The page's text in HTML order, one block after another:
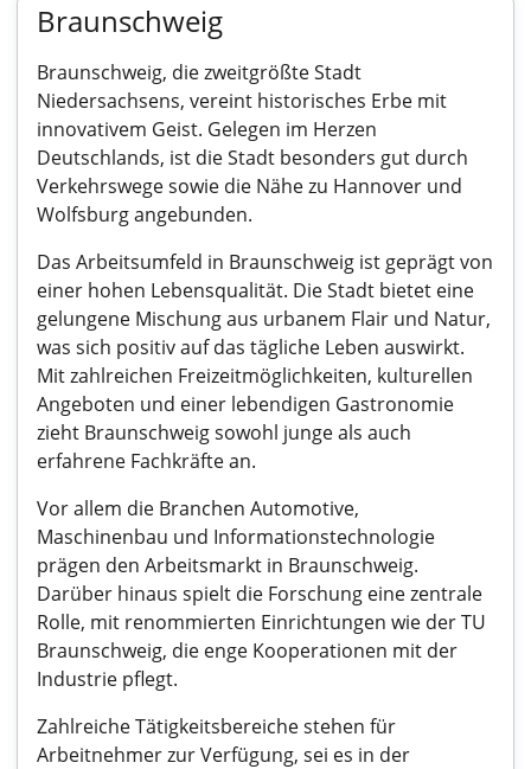
Braunschweig
Braunschweig, die zweitgrößte Stadt
Niedersachsens, vereint historisches Erbe mit
innovativem Geist. Gelegen im Herzen
Deutschlands, ist die Stadt besonders gut durch
Verkehrswege sowie die Nähe zu Hannover und
Wolfsburg angebunden.
Das Arbeitsumfeld in Braunschweig ist geprägt von
einer hohen Lebensqualität. Die Stadt bietet eine
gelungene Mischung aus urbanem Flair und Natur,
was sich positiv auf das tägliche Leben auswirkt.
Mit zahlreichen Freizeitmöglichkeiten, kulturellen
Angeboten und einer lebendigen Gastronomie
zieht Braunschweig sowohl junge als auch
erfahrene Fachkräfte an.
Vor allem die Branchen Automotive,
Maschinenbau und Informationstechnologie
prägen den Arbeitsmarkt in Braunschweig.
Darüber hinaus spielt die Forschung eine zentrale
Rolle, mit renommierten Einrichtungen wie der TU
Braunschweig, die enge Kooperationen mit der
Industrie pflegt.
Zahlreiche Tätigkeitsbereiche stehen für
Arbeitnehmer zur Verfügung, sei es in der